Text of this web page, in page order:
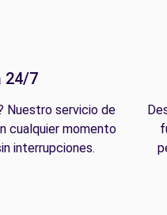
24/7
Nuestro servicio de
cualquier momento
interrupciones.